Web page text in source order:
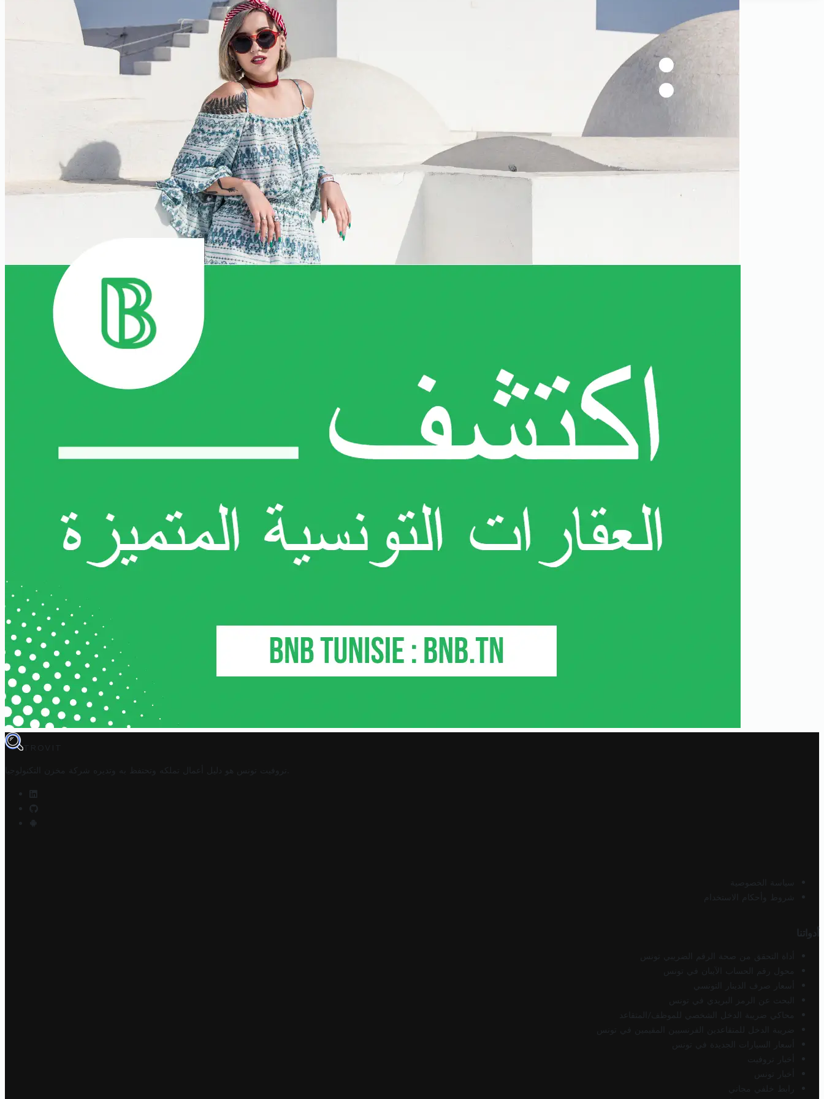
TROVIT
تروفيت تونس هو دليل أعمال تملكه وتحتفظ به وتديره شركة مخزن التكنولوجيا
سياسة الخصوصية
شروط وأحكام الاستخدام
أدواتنا
أداة التحقق من صحة الرقم الضريبي تونس
محول رقم الحساب الآيبان في تونس
أسعار صرف الدينار التونسي
البحث عن الرمز البريدي في تونس
محاكي ضريبة الدخل الشخصي للموظف/المتقاعد
ضريبة الدخل للمتقاعدين الفرنسيين المقيمين في تونس
أسعار السيارات الجديدة في تونس
أخبار تروفيت
أخبار تونس
رابط خلفي مجاني